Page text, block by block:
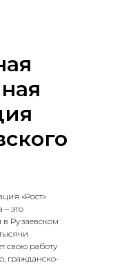
«Рост»
– это
Рузаевском
свою работу
гражданско-